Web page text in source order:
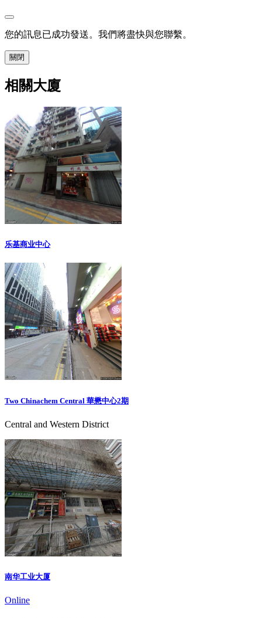
您的訊息已成功發送。我們將盡快與您聯繫。
關閉
相關大廈
乐基商业中心
Two Chinachem Central 華懋中心2期
Central and Western District
南华工业大厦
Online